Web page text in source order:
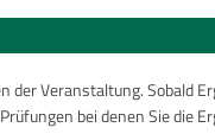
der Veranstaltung.
bei denen Sie die